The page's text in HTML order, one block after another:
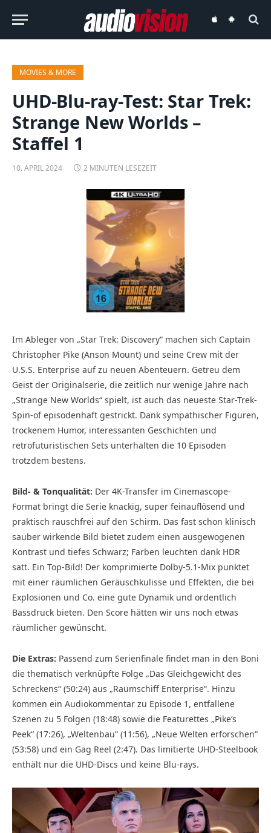
audiovisionaudiovision
MOVIES & MORE
UHD-Blu-ray-Test: Star Trek:
Strange New Worlds –
Staffel 1
10. APRIL 2024 2 MINUTEN LESEZEIT
Im Ableger von „Star Trek: Discovery“ machen sich Captain
Christopher Pike (Anson Mount) und seine Crew mit der
U.S.S. Enterprise auf zu neuen Abenteuern. Getreu dem
Geist der Originalserie, die zeitlich nur wenige Jahre nach
„Strange New Worlds“ spielt, ist auch das neueste Star-Trek-
Spin-of episodenhaft gestrickt. Dank sympathischer Figuren,
trockenem Humor, interessanten Geschichten und
retrofuturistischen Sets unterhalten die 10 Episoden
trotzdem bestens.
Bild- & Tonqualität: Der 4K-Transfer im Cinemascope-
Format bringt die Serie knackig, super feinauflösend und
praktisch rauschfrei auf den Schirm. Das fast schon klinisch
sauber wirkende Bild bietet zudem einen ausgewogenen
Kontrast und tiefes Schwarz; Farben leuchten dank HDR
satt. Ein Top-Bild! Der komprimierte Dolby-5.1-Mix punktet
mit einer räumlichen Geräuschkulisse und Effekten, die bei
Explosionen und Co. eine gute Dynamik und ordentlich
Bassdruck bieten. Den Score hätten wir uns noch etwas
räumlicher gewünscht.
Die Extras: Passend zum Serienfinale findet man in den Boni
die thematisch verknüpfte Folge „Das Gleichgewicht des
Schreckens“ (50:24) aus „Raumschiff Enterprise“. Hinzu
kommen ein Audiokommentar zu Episode 1, entfallene
Szenen zu 5 Folgen (18:48) sowie die Featurettes „Pike‘s
Peek“ (17:26), „Weltenbau“ (11:56), „Neue Welten erforschen“
(53:58) und ein Gag Reel (2:47). Das limitierte UHD-Steelbook
enthält nur die UHD-Discs und keine Blu-rays.